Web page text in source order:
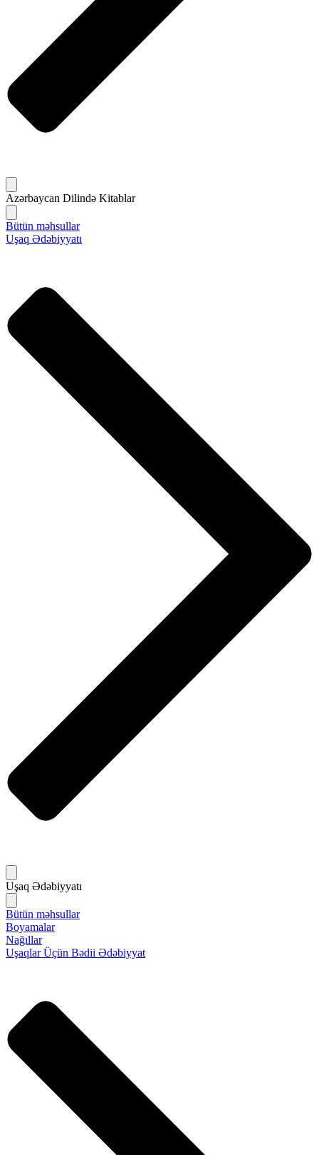
Azərbaycan Dilində Kitablar
Bütün məhsullar
Uşaq Ədəbiyyatı
Uşaq Ədəbiyyatı
Bütün məhsullar
Boyamalar
Nağıllar
Uşaqlar Üçün Bədii Ədəbiyyat